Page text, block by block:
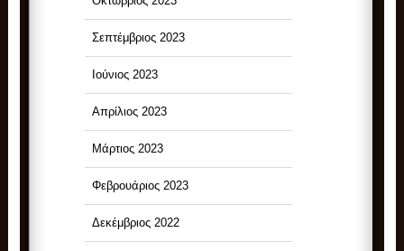
Σεπτέμβριος 2023
Ιούνιος 2023
Απρίλιος 2023
Μάρτιος 2023
Φεβρουάριος 2023
Δεκέμβριος 2022